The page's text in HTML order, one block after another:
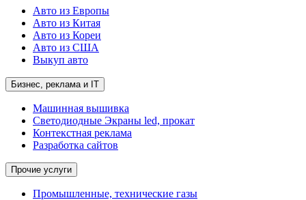
Авто из Европы
Авто из Китая
Авто из Кореи
Авто из США
Выкуп авто
Бизнес, реклама и IT
Машинная вышивка
Светодиодные Экраны led, прокат
Контекстная реклама
Разработка сайтов
Прочие услуги
Промышленные, технические газы